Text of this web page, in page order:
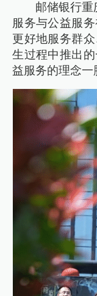
邮储银行重
服务与公益服
更好地服务群
生过程中推出
益服务的理念一